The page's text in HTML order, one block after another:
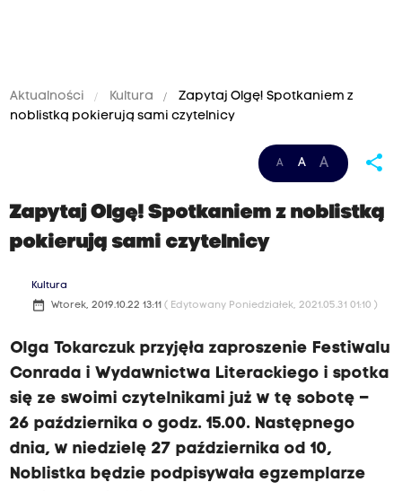
Aktualności Kultura
Zapytaj Olgę! Spotkaniem z
noblistką pokierują sami czytelnicy
A A A share
Zapytaj Olgę! Spotkaniem z noblistką
pokierują sami czytelnicy
Kultura
date_range Wtorek, 2019.10.22 13:11 ( Edytowany Poniedziałek, 2021.05.31 01:10 )
Olga Tokarczuk przyjęła zaproszenie Festiwalu
Conrada i Wydawnictwa Literackiego i spotka
się ze swoimi czytelnikami już w tę sobotę –
26 października o godz. 15.00. Następnego
dnia, w niedzielę 27 października od 10,
Noblistka będzie podpisywała egzemplarze